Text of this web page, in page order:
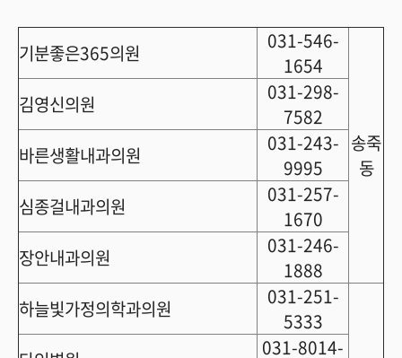
기분좋은365의원
031-546-
1654
송죽
동
김영신의원
031-298-
7582
바른생활내과의원
031-243-
9995
심종걸내과의원
031-257-
1670
장안내과의원
031-246-
1888
하늘빛가정의학과의원
031-251-
5333
031-8014-